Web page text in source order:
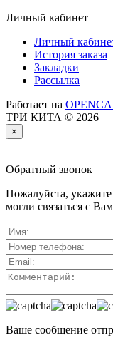
Личный кабинет
Личный
История заказа
Закладки
Рассылка
Работает на
ТРИ КИТА © 2026
×
Обратный звонок
Пожалуйста,
могли связаться с
Ваше сообщение